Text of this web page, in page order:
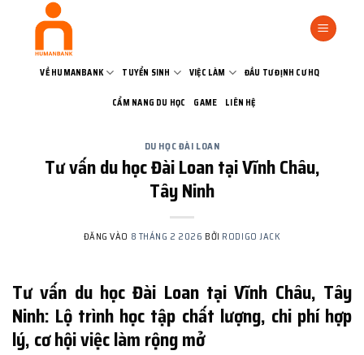
VỀ HUMANBANK TUYỂN SINH VIỆC LÀM ĐẦU TƯ ĐỊNH CƯ HQ
CẨM NANG DU HỌC GAME LIÊN HỆ
DU HỌC ĐÀI LOAN
Tư vấn du học Đài Loan tại Vĩnh Châu,
Tây Ninh
ĐĂNG VÀO 8 THÁNG 2 2026 BỞI RODIGO JACK
Tư vấn du học Đài Loan tại Vĩnh Châu, Tây
Ninh: Lộ trình học tập chất lượng, chi phí hợp
lý, cơ hội việc làm rộng mở